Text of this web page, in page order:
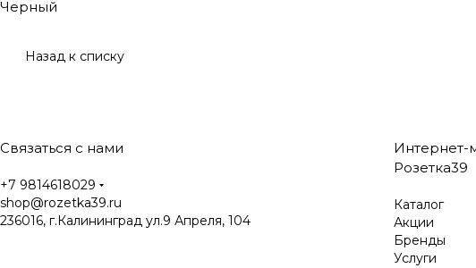
Черный
Назад к списку
Связаться с нами
+7 9814618029
shop@rozetka39.ru
236016, г.Калининград ул.9 Апреля, 104
Интернет-
Розетка39
Каталог
Акции
Бренды
Услуги